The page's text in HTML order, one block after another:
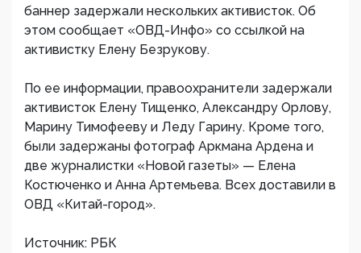
баннер задержали нескольких активисток. Об
этом сообщает «ОВД-Инфо» со ссылкой на
активистку Елену Безрукову.
По ее информации, правоохранители задержали
активисток Елену Тищенко, Александру Орлову,
Марину Тимофееву и Леду Гарину. Кроме того,
были задержаны фотограф Аркмана Ардена и
две журналистки «Новой газеты» — Елена
Костюченко и Анна Артемьева. Всех доставили в
ОВД «Китай-город».
Источник: РБК